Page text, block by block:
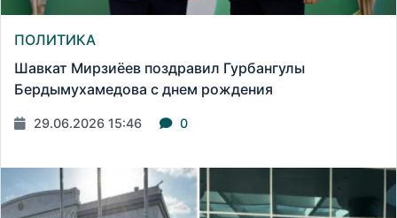
ПОЛИТИКА
Шавкат Мирзиёев поздравил Гурбангулы
Бердымухамедова с днем рождения
29.06.2026 15:46 0